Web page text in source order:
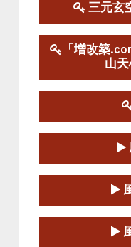
この講座
陰宅三元玄空
2025-06-07～
この講座
第１８期立命
2025-06-21～
この講座
第１８期立
柱推命学）講座
2025-01-11～
この講座
三元玄
「増改築
山